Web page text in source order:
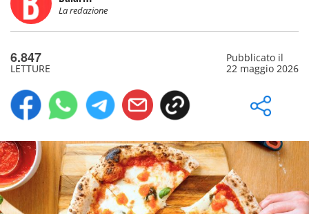
La redazione
6.847
LETTURE
Pubblicato il
22 maggio 2026